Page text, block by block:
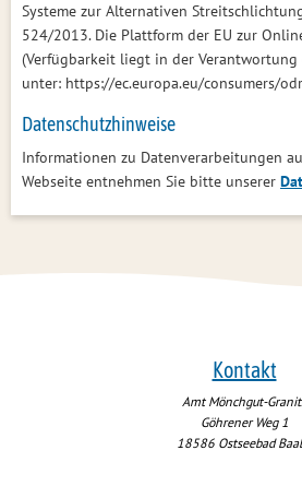
Systeme zur Alternativen
524/2013. Die Plattform der EU zur
(Verfügbarkeit liegt in der Verantwortung
unter: https://ec.europa.eu/consumers/odr
Datenschutzhinweise
Informationen zu Datenverarbeitungen
Webseite entnehmen Sie bitte unserer
Kontakt
Amt Mönchgut-
Göhrener Weg 1
18586 Ostseebad